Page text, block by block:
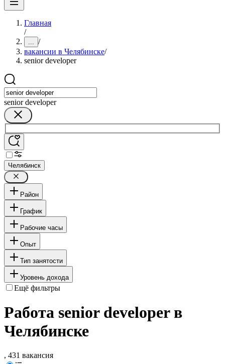
Главная
/
... /
вакансии в Челябинске/
senior developer
senior developer
Челябинск
Район
График
Рабочие часы
Опыт
Тип занятости
Уровень дохода
Ещё фильтры
Работа senior developer в
Челябинске
, 431 вакансия